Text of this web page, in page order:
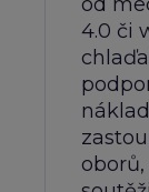
4.0 či